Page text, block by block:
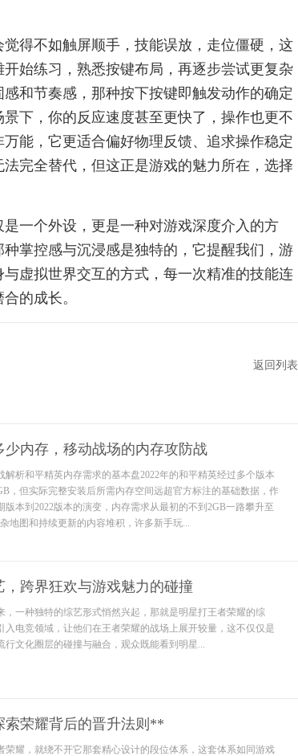
得不如触屏顺手，技能误放，走位僵硬，这
始练习，熟悉按键布局，再逐步尝试更复杂
和节奏感，那种按下按键即触发动作的确定
下，你的反应速度甚至更快了，操作也更不
能，它更适合偏好物理反馈、追求操作稳定
完全替代，但这正是游戏的魅力所在，选择
一个外设，更是一种对游戏深度介入的方
掌控感与沉浸感是独特的，它提醒我们，游
虚拟世界交互的方式，每一次精准的技能连
的成长。
返回列表
少内存，移动战场的内存攻防战
析和平精英内存需求的基本盘2022年的和平精英经过多个版本
，但实际完整安装后所需内存空间远超官方标注的基础数据，作
本到2022版本的演变，内存需求从最初的不到2GB一路攀升至
地图和持续更新的内容堆积，许多新手玩...
，跨界狂欢与游戏魅力的碰撞
，一种独特的综艺形式悄然兴起，那就是明星打王者荣耀的综
入电竞领域，让他们在王者荣耀的战场上展开较量，这不仅仅是
文化圈层的碰撞与融合，观众既能看到明星...
荣耀背后的晋升法则**
耀，就绕不开它那套精心设计的段位体系，这套体系如同游戏